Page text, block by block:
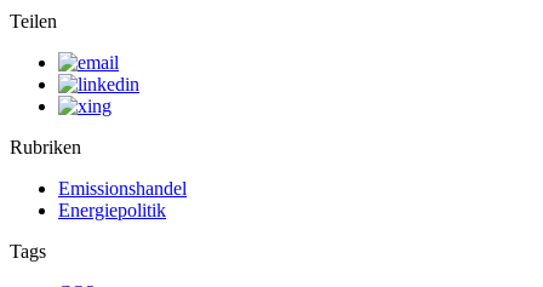
Teilen
Rubriken
Emissionshandel
Energiepolitik
Tags